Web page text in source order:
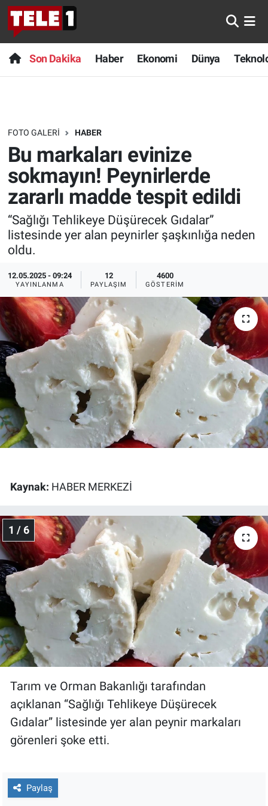
Son Dakika Haber Ekonomi Dünya
FOTO GALERI HABER
Bu markaları evinize
sokmayın! Peynirlerde
zararlı madde tespit edildi
“Sağlığı Tehlikeye Düşürecek Gıdalar”
listesinde yer alan peynirler şaşkınlığa neden
oldu.
12.05.2025 - 09:24
YAYINLANMA
12
PAYLAŞIM
4600
GÖSTERIM
Kaynak: HABER MERKEZİ
1 / 6
Tarım ve Orman Bakanlığı tarafından
açıklanan “Sağlığı Tehlikeye Düşürecek
Gıdalar” listesinde yer alan peynir markaları
görenleri şoke etti.
Paylaş
Anında Manşet
Başka Sohbetler
Bilim turu
Bilim ve Teknoloji Evreni
Doğa Konuşuyor
Dünya
Ege'den Esintiler
Eğitim
Eğlence
Ekonomi
Forum
Gerçeğin İzinde
Gün Ortası
Gündem Özel
Günün görüntüsü
Haber
İlan
Kimdir
Koronavirüs
Kültür Sanat
Ne demişti
Son Dakika
Haber
Dünya
Teknoloji
Sağlık
Spor
İletişim
Nöbetçi Eczaneler
Hava Durumu
Trafik Durumu
Süper Lig Puan Durumu ve Fikstür
Tüm Manşetler
Son Dakika Haberleri